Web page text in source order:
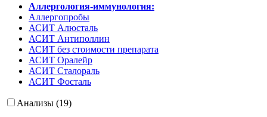
Аллергология-иммунология:
Аллергопробы
АСИТ Алюсталь
АСИТ Антиполлин
АСИТ без стоимости препарата
АСИТ Оралейр
АСИТ Сталораль
АСИТ Фосталь
Анализы (19)